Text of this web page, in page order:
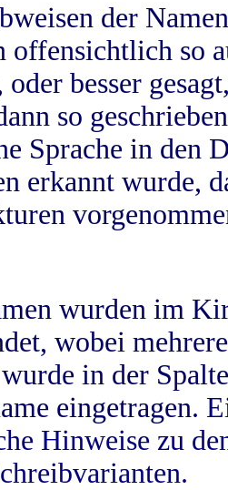
der
offensichtlich so
oder besser
so
Sprache in
erkannt wurde,
wurden im
wobei
in der
eingetragen.
Hinweise zu